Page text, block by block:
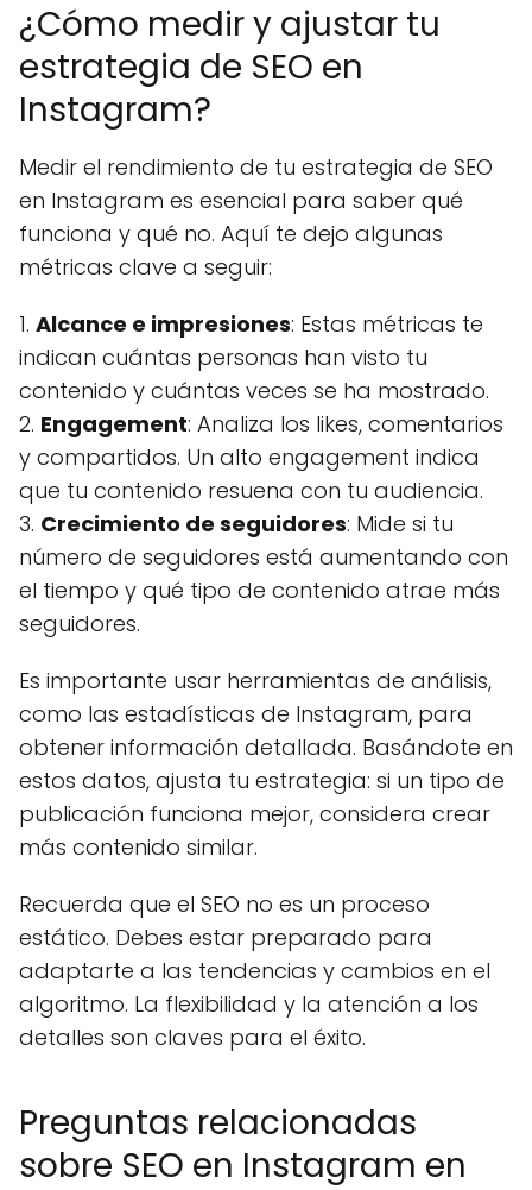
¿Cómo medir y ajustar tu
estrategia de SEO en
Instagram?
Medir el rendimiento de tu estrategia de SEO
en Instagram es esencial para saber qué
funciona y qué no. Aquí te dejo algunas
métricas clave a seguir:
1. Alcance e impresiones: Estas métricas te
indican cuántas personas han visto tu
contenido y cuántas veces se ha mostrado.
2. Engagement: Analiza los likes, comentarios
y compartidos. Un alto engagement indica
que tu contenido resuena con tu audiencia.
3. Crecimiento de seguidores: Mide si tu
número de seguidores está aumentando con
el tiempo y qué tipo de contenido atrae más
seguidores.
Es importante usar herramientas de análisis,
como las estadísticas de Instagram, para
obtener información detallada. Basándote en
estos datos, ajusta tu estrategia: si un tipo de
publicación funciona mejor, considera crear
más contenido similar.
Recuerda que el SEO no es un proceso
estático. Debes estar preparado para
adaptarte a las tendencias y cambios en el
algoritmo. La flexibilidad y la atención a los
detalles son claves para el éxito.
Preguntas relacionadas
sobre SEO en Instagram en